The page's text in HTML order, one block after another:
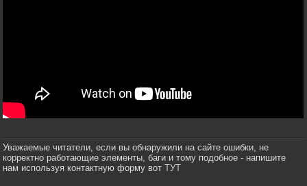
Уважаемые читатели, если вы обнаружили на сайте ошибки, не
корректно работающие элементы, баги и тому подобное - напишите
нам используя контактную форму вотТУТ